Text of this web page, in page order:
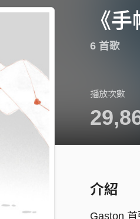
《
6 首歌
播放次數
介紹
Gaston 首